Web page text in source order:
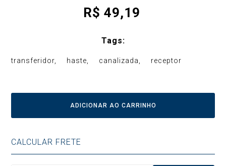
R$ 49,19
Tags:
transferidor haste canalizada receptor
ADICIONAR AO CARRINHO
CALCULAR FRETE